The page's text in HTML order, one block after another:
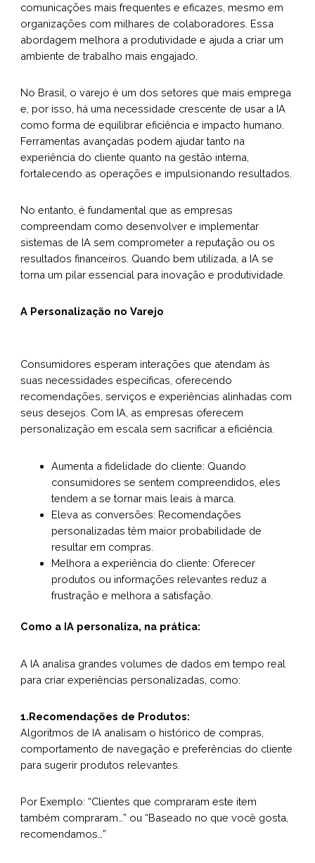
comunicações mais frequentes e eficazes, mesmo em
organizações com milhares de colaboradores. Essa
abordagem melhora a produtividade e ajuda a criar um
ambiente de trabalho mais engajado.
No Brasil, o varejo é um dos setores que mais emprega
e, por isso, há uma necessidade crescente de usar a IA
como forma de equilibrar eficiência e impacto humano.
Ferramentas avançadas podem ajudar tanto na
experiência do cliente quanto na gestão interna,
fortalecendo as operações e impulsionando resultados.
No entanto, é fundamental que as empresas
compreendam como desenvolver e implementar
sistemas de IA sem comprometer a reputação ou os
resultados financeiros. Quando bem utilizada, a IA se
torna um pilar essencial para inovação e produtividade.
A Personalização no Varejo
Consumidores esperam interações que atendam às
suas necessidades específicas, oferecendo
recomendações, serviços e experiências alinhadas com
seus desejos. Com IA, as empresas oferecem
personalização em escala sem sacrificar a eficiência.
Aumenta a fidelidade do cliente: Quando
consumidores se sentem compreendidos, eles
tendem a se tornar mais leais à marca.
Eleva as conversões: Recomendações
personalizadas têm maior probabilidade de
resultar em compras.
Melhora a experiência do cliente: Oferecer
produtos ou informações relevantes reduz a
frustração e melhora a satisfação.
Como a IA personaliza, na prática:
A IA analisa grandes volumes de dados em tempo real
para criar experiências personalizadas, como:
1.Recomendações de Produtos:
Algoritmos de IA analisam o histórico de compras,
comportamento de navegação e preferências do cliente
para sugerir produtos relevantes.
Por Exemplo: “Clientes que compraram este item
também compraram…” ou “Baseado no que você gosta,
recomendamos…”